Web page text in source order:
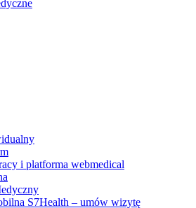
i platforma webmedical
S7Health – umów wizytę